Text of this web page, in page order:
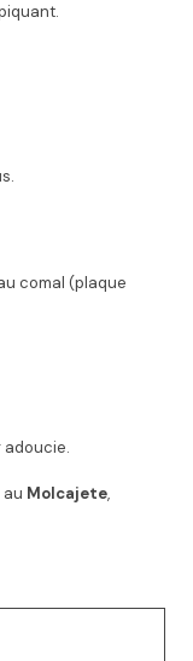
comal (plaque
adoucie.
Molcajete,